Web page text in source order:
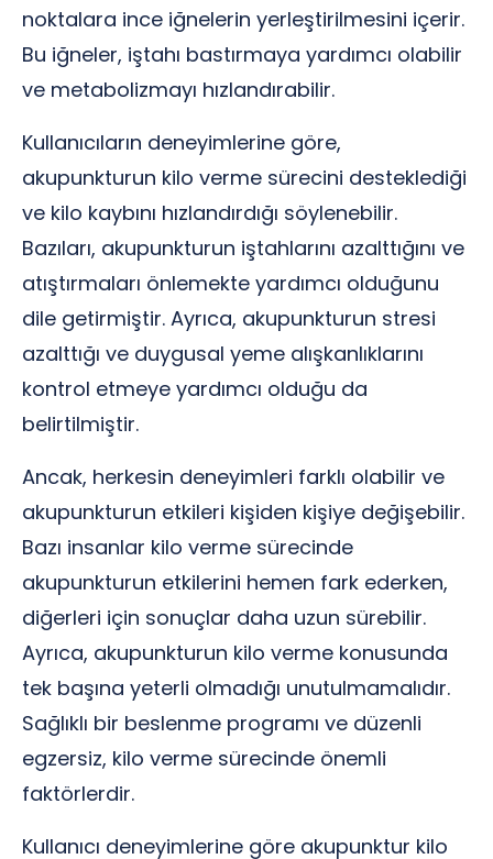
noktalara ince iğnelerin yerleştirilmesini içerir.
Bu iğneler, iştahı bastırmaya yardımcı olabilir
ve metabolizmayı hızlandırabilir.
Kullanıcıların deneyimlerine göre,
akupunkturun kilo verme sürecini desteklediği
ve kilo kaybını hızlandırdığı söylenebilir.
Bazıları, akupunkturun iştahlarını azalttığını ve
atıştırmaları önlemekte yardımcı olduğunu
dile getirmiştir. Ayrıca, akupunkturun stresi
azalttığı ve duygusal yeme alışkanlıklarını
kontrol etmeye yardımcı olduğu da
belirtilmiştir.
Ancak, herkesin deneyimleri farklı olabilir ve
akupunkturun etkileri kişiden kişiye değişebilir.
Bazı insanlar kilo verme sürecinde
akupunkturun etkilerini hemen fark ederken,
diğerleri için sonuçlar daha uzun sürebilir.
Ayrıca, akupunkturun kilo verme konusunda
tek başına yeterli olmadığı unutulmamalıdır.
Sağlıklı bir beslenme programı ve düzenli
egzersiz, kilo verme sürecinde önemli
faktörlerdir.
Kullanıcı deneyimlerine göre akupunktur kilo